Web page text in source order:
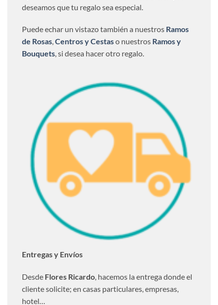
deseamos que tu regalo sea especial.
Puede echar un vistazo también a nuestros Ramos
de Rosas,Centros y Cestaso nuestros Ramos y
Bouquets, si desea hacer otro regalo.
Entregas y Envíos
Desde Flores Ricardo, hacemos la entrega donde el
cliente solicite; en casas particulares, empresas,
hotel…